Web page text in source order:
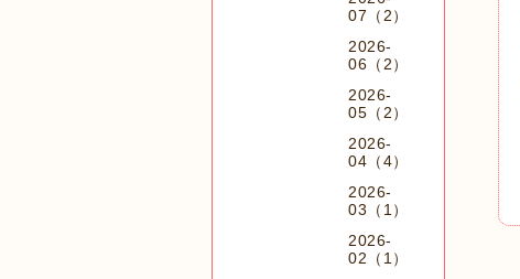
07（2）
2026-
06（2）
2026-
05（2）
2026-
04（4）
2026-
03（1）
2026-
02（1）